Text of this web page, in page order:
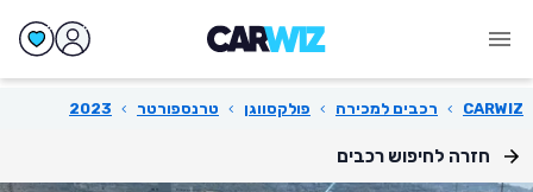
CARWIZ
› רכבים למכירה › פולקסווגן › טרנספורטר ›
2023
חזרה לחיפוש רכבים